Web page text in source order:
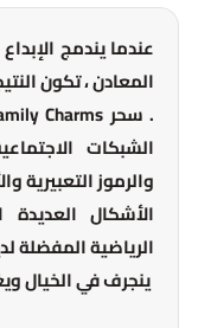
عندما يندمج
المعادن ، تكون
الشبكات
والرموز التعبيرية
الأشكال
الرياضية المفضلة
ينجرف في الخيال